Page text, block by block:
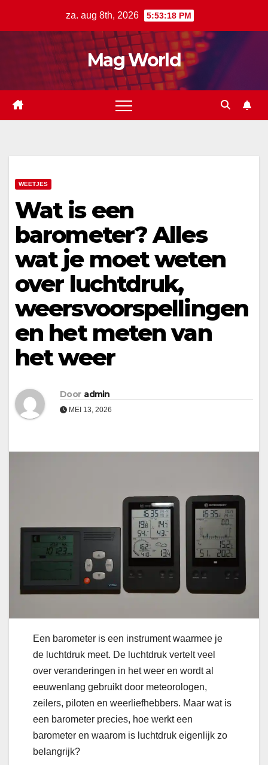
za. aug 8th, 2026 5:53:19 PM
Mag World
WEETJES
Wat is een
barometer? Alles
wat je moet weten
over luchtdruk,
weersvoorspellingen
en het meten van
het weer
Door admin
MEI 13, 2026
Een barometer is een instrument waarmee je
de luchtdruk meet. De luchtdruk vertelt veel
over veranderingen in het weer en wordt al
eeuwenlang gebruikt door meteorologen,
zeilers, piloten en weerliefhebbers. Maar wat is
een barometer precies, hoe werkt een
barometer en waarom is luchtdruk eigenlijk zo
belangrijk?